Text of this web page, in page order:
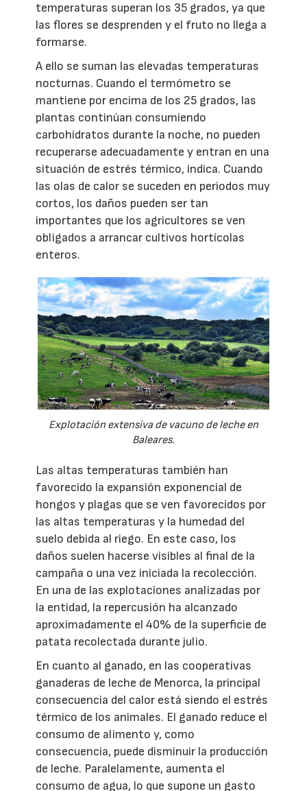
temperaturas superan los 35 grados, ya que
las flores se desprenden y el fruto no llega a
formarse.
A ello se suman las elevadas temperaturas
nocturnas. Cuando el termómetro se
mantiene por encima de los 25 grados, las
plantas continúan consumiendo
carbohidratos durante la noche, no pueden
recuperarse adecuadamente y entran en una
situación de estrés térmico, indica. Cuando
las olas de calor se suceden en periodos muy
cortos, los daños pueden ser tan
importantes que los agricultores se ven
obligados a arrancar cultivos hortícolas
enteros.
Explotación extensiva de vacuno de leche en
Baleares.
Las altas temperaturas también han
favorecido la expansión exponencial de
hongos y plagas que se ven favorecidos por
las altas temperaturas y la humedad del
suelo debida al riego. En este caso, los
daños suelen hacerse visibles al final de la
campaña o una vez iniciada la recolección.
En una de las explotaciones analizadas por
la entidad, la repercusión ha alcanzado
aproximadamente el 40% de la superficie de
patata recolectada durante julio.
En cuanto al ganado, en las cooperativas
ganaderas de leche de Menorca, la principal
consecuencia del calor está siendo el estrés
térmico de los animales. El ganado reduce el
consumo de alimento y, como
consecuencia, puede disminuir la producción
de leche. Paralelamente, aumenta el
consumo de agua, lo que supone un gasto